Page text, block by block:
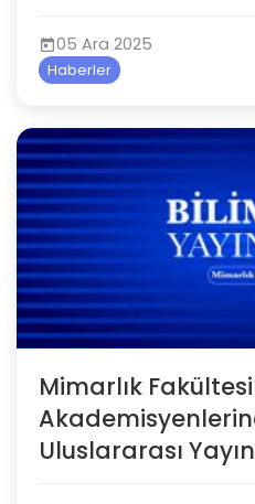
05 Ara 2025
Haberler
Mimarlık Fakültesi
Uluslararası